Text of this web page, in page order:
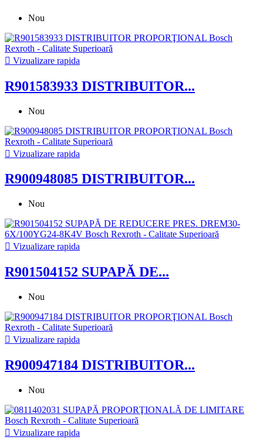
Nou
 Vizualizare rapida
R901583933 DISTRIBUITOR...
Nou
 Vizualizare rapida
R900948085 DISTRIBUITOR...
Nou
 Vizualizare rapida
R901504152 SUPAPĂ DE...
Nou
 Vizualizare rapida
R900947184 DISTRIBUITOR...
Nou
 Vizualizare rapida